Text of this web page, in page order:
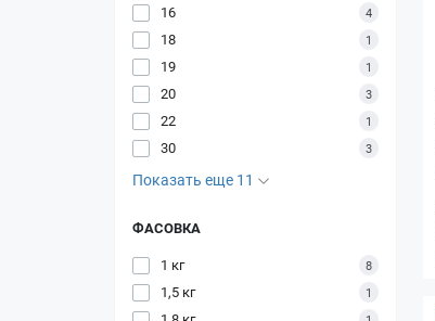
16 4
18 1
19 1
20 3
22 1
30 3
Показать еще 11
ФАСОВКА
1 кг
8
1,5 кг 1